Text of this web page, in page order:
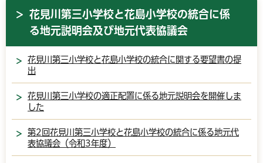
花見川第三小学校と花島小学校の統合に係
る地元説明会及び地元代表協議会
花見川第三小学校と花島小学校の統合に関する要望書の提
出
花見川第三小学校の適正配置に係る地元説明会を開催しま
した
第2回花見川第三小学校と花島小学校の統合に係る地元代
表協議会（令和3年度）